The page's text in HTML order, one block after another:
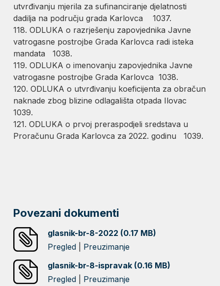
utvrđivanju mjerila za sufinanciranje djelatnosti
dadilja na području grada Karlovca 1037.
118. ODLUKA o razrješenju zapovjednika Javne
vatrogasne postrojbe Grada Karlovca radi isteka
mandata 1038.
119. ODLUKA o imenovanju zapovjednika Javne
vatrogasne postrojbe Grada Karlovca 1038.
120. ODLUKA o utvrđivanju koeficijenta za obračun
naknade zbog blizine odlagališta otpada Ilovac
1039.
121. ODLUKA o prvoj preraspodjeli sredstava u
Proračunu Grada Karlovca za 2022. godinu 1039.
Povezani dokumenti
glasnik-br-8-2022 (0.17 MB)
Pregled
Preuzimanje
glasnik-br-8-ispravak (0.16 MB)
Pregled
Preuzimanje